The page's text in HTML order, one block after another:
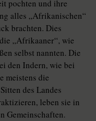
pochten und ihre
alles „Afrikanischen“
brachten. Dies
„Afrikaaner“, wie
selbst nannten. Die
den Indern, wie bei
meistens die
des Landes
leben sie in
Gemeinschaften.